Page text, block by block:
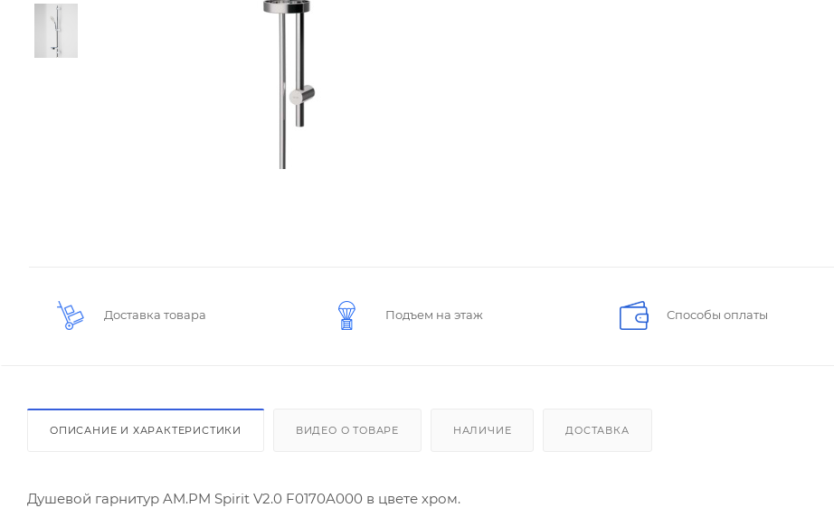
Доставка товара Подъем на этаж Способы оплаты
ОПИСАНИЕ И ХАРАКТЕРИСТИКИ ВИДЕО О ТОВАРЕ НАЛИЧИЕ ДОСТАВКА
Душевой гарнитур AM.PM Spirit V2.0 F0170A000 в цвете хром.